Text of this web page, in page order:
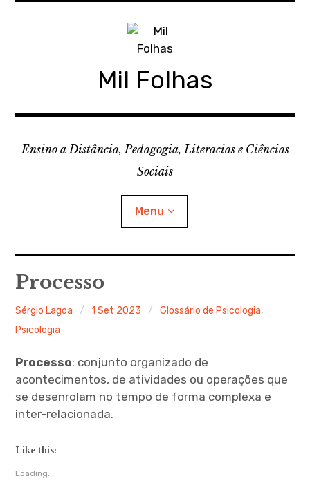
Mil Folhas
Ensino a Distância, Pedagogia, Literacias e Ciências
Sociais
Menu
Ferramentas Digitais
Blog
Glossário de Psicologia
Psicologia – Biografias
Processo
Sérgio Lagoa 1 Set 2023 Glossário de Psicologia,
Psicologia
Processo: conjunto organizado de
acontecimentos, de atividades ou operações que
se desenrolam no tempo de forma complexa e
inter-relacionada.
Like this:
Loading...